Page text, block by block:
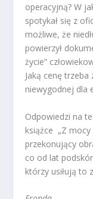
operacyjną? W
spotykał się z
możliwe, że
powierzył
życie”
Jaką cenę trzeba
niewygodnej dla
Odpowiedzi na
książce „Z mocy
przekonujący
co od lat
którzy usiłują to